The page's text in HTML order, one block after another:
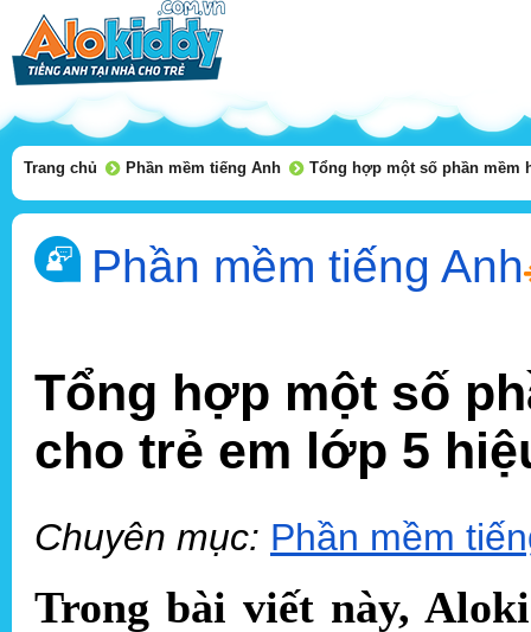
Trang chủ Phần mềm tiếng Anh Tổng hợp một số phần mềm
Phần mềm tiếng Anh
Tổng hợp một số
cho trẻ em lớp 5
Chuyên mục: Phần mềm
Trong bài viết này,